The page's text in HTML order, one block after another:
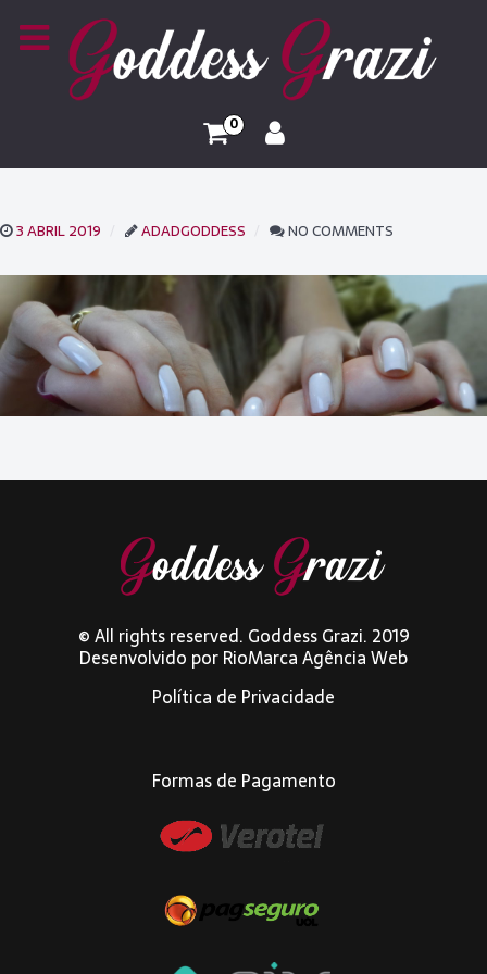
0
3 ABRIL 2019 ADADGODDESS NO COMMENTS
© All rights reserved. Goddess Grazi. 2019
Desenvolvido porRioMarca Agência Web
Política de Privacidade
Formas de Pagamento